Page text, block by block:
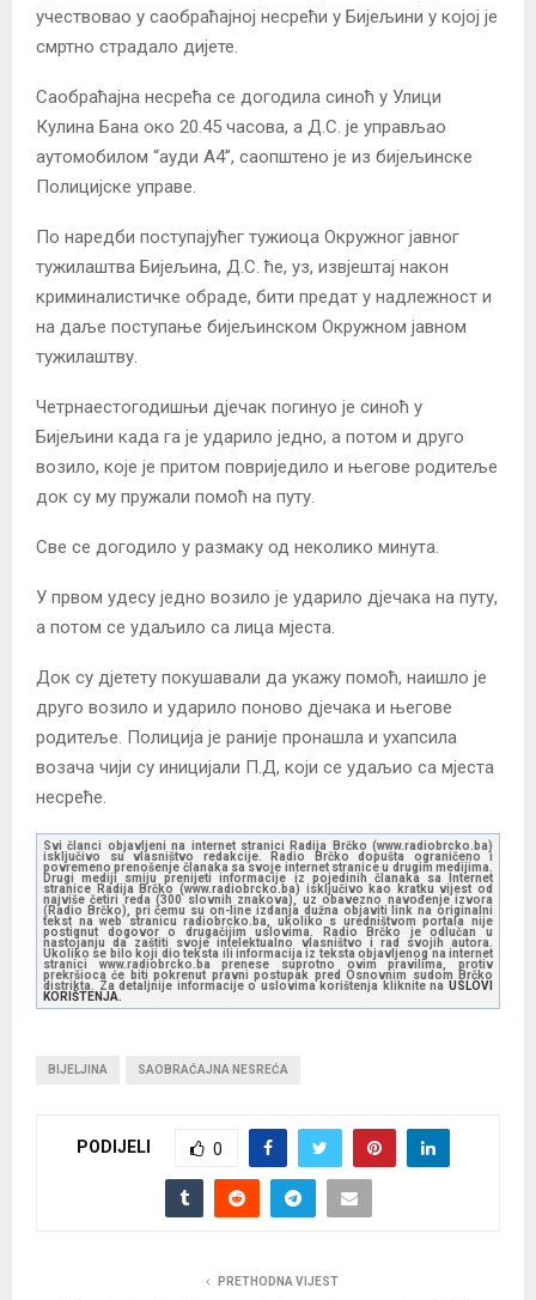
учествовао у саобраћајној несрећи у Бијељини у којој је
смртно страдало дијете.
Саобраћајна несрећа се догодила синоћ у Улици
Кулина Бана око 20.45 часова, а Д.С. је управљао
аутомобилом “ауди А4”, саопштено је из бијељинске
Полицијске управе.
По наредби поступајућег тужиоца Окружног јавног
тужилаштва Бијељина, Д.С. ће, уз, извјештај након
криминалистичке обраде, бити предат у надлежност и
на даље поступање бијељинском Окружном јавном
тужилаштву.
Четрнаестогодишњи дјечак погинуо је синоћ у
Бијељини када га је ударило једно, а потом и друго
возило, које је притом повриједило и његове родитеље
док су му пружали помоћ на путу.
Све се догодило у размаку од неколико минута.
У првом удесу једно возило је ударило дјечака на путу,
а потом се удаљило са лица мјеста.
Док су дјетету покушавали да укажу помоћ, наишло је
друго возило и ударило поново дјечака и његове
родитеље. Полиција је раније пронашла и ухапсила
возача чији су иницијали П.Д, који се удаљио са мјеста
несреће.
Svi članci objavljeni na internet stranici Radija Brčko (www.radiobrcko.ba)
isključivo su vlasništvo redakcije. Radio Brčko dopušta ograničeno i
povremeno prenošenje članaka sa svoje internet stranice u drugim medijima.
Drugi mediji smiju prenijeti informacije iz pojedinih članaka sa Internet
stranice Radija Brčko (www.radiobrcko.ba) isključivo kao kratku vijest od
najviše četiri reda (300 slovnih znakova), uz obavezno navođenje izvora
(Radio Brčko), pri čemu su on-line izdanja dužna objaviti link na originalni
tekst na web stranicu radiobrcko.ba, ukoliko s uredništvom portala nije
postignut dogovor o drugačijim uslovima. Radio Brčko je odlučan u
nastojanju da zaštiti svoje intelektualno vlasništvo i rad svojih autora.
Ukoliko se bilo koji dio teksta ili informacija iz teksta objavljenog na internet
stranici www.radiobrcko.ba prenese suprotno ovim pravilima, protiv
prekršioca će biti pokrenut pravni postupak pred Osnovnim sudom Brčko
distrikta. Za detaljnije informacije o uslovima korištenja kliknite na USLOVI
KORIŠTENJA.
BIJELJINA SAOBRAĆAJNA NESREĆA
PODIJELI 0
PRETHODNA VIJEST